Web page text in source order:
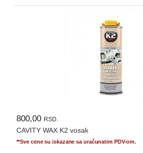
800,00 RSD.
CAVITY WAX K2 vosak
**Sve cene su iskazane sa uračunatim PDV-om.